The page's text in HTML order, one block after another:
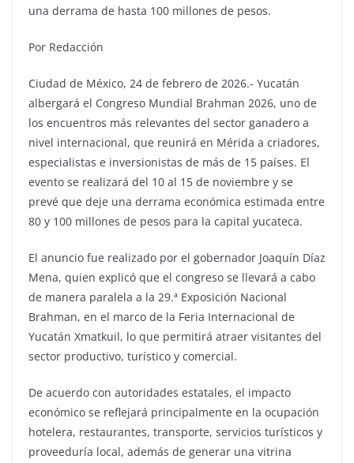
una derrama de hasta 100 millones de pesos.
Por Redacción
Ciudad de México, 24 de febrero de 2026.- Yucatán
albergará el Congreso Mundial Brahman 2026, uno de
los encuentros más relevantes del sector ganadero a
nivel internacional, que reunirá en Mérida a criadores,
especialistas e inversionistas de más de 15 países. El
evento se realizará del 10 al 15 de noviembre y se
prevé que deje una derrama económica estimada entre
80 y 100 millones de pesos para la capital yucateca.
El anuncio fue realizado por el gobernador Joaquín Díaz
Mena, quien explicó que el congreso se llevará a cabo
de manera paralela a la 29.ª Exposición Nacional
Brahman, en el marco de la Feria Internacional de
Yucatán Xmatkuil, lo que permitirá atraer visitantes del
sector productivo, turístico y comercial.
De acuerdo con autoridades estatales, el impacto
económico se reflejará principalmente en la ocupación
hotelera, restaurantes, transporte, servicios turísticos y
proveeduría local, además de generar una vitrina